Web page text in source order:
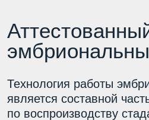
Племенной статус
предприятия